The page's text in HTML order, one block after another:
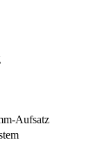
Aufsatz